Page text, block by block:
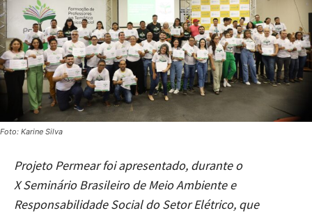
Foto: Karine Silva
Projeto Permear foi apresentado, durante o
XSeminário Brasileiro de Meio Ambiente e
Responsabilidade Social do Setor Elétrico, que